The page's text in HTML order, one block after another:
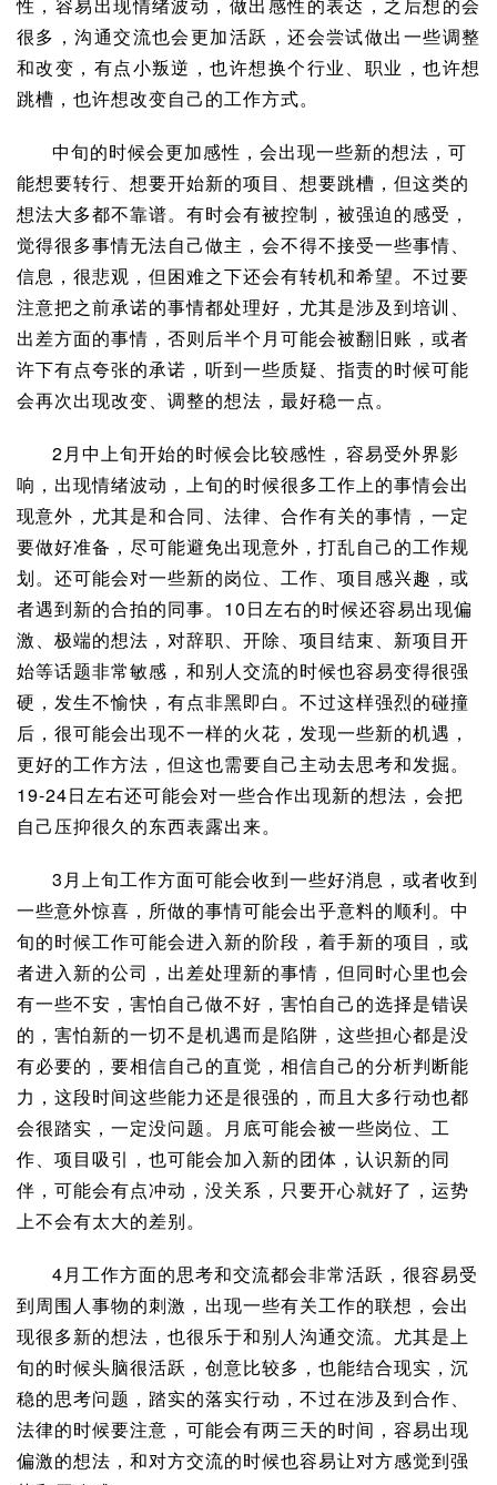
性，容易出现情绪波动，做出感性的表达，之后想的会
很多，沟通交流也会更加活跃，还会尝试做出一些调整
和改变，有点小叛逆，也许想换个行业、职业，也许想
跳槽，也许想改变自己的工作方式。
中旬的时候会更加感性，会出现一些新的想法，可
能想要转行、想要开始新的项目、想要跳槽，但这类的
想法大多都不靠谱。有时会有被控制，被强迫的感受，
觉得很多事情无法自己做主，会不得不接受一些事情、
信息，很悲观，但困难之下还会有转机和希望。不过要
注意把之前承诺的事情都处理好，尤其是涉及到培训、
出差方面的事情，否则后半个月可能会被翻旧账，或者
许下有点夸张的承诺，听到一些质疑、指责的时候可能
会再次出现改变、调整的想法，最好稳一点。
2月中上旬开始的时候会比较感性，容易受外界影
响，出现情绪波动，上旬的时候很多工作上的事情会出
现意外，尤其是和合同、法律、合作有关的事情，一定
要做好准备，尽可能避免出现意外，打乱自己的工作规
划。还可能会对一些新的岗位、工作、项目感兴趣，或
者遇到新的合拍的同事。10日左右的时候还容易出现偏
激、极端的想法，对辞职、开除、项目结束、新项目开
始等话题非常敏感，和别人交流的时候也容易变得很强
硬，发生不愉快，有点非黑即白。不过这样强烈的碰撞
后，很可能会出现不一样的火花，发现一些新的机遇，
更好的工作方法，但这也需要自己主动去思考和发掘。
19-24日左右还可能会对一些合作出现新的想法，会把
自己压抑很久的东西表露出来。
3月上旬工作方面可能会收到一些好消息，或者收到
一些意外惊喜，所做的事情可能会出乎意料的顺利。中
旬的时候工作可能会进入新的阶段，着手新的项目，或
者进入新的公司，出差处理新的事情，但同时心里也会
有一些不安，害怕自己做不好，害怕自己的选择是错误
的，害怕新的一切不是机遇而是陷阱，这些担心都是没
有必要的，要相信自己的直觉，相信自己的分析判断能
力 ，这段时间这些能力还是很强的，而且大多行动也都
会很踏实，一定没问题。月底可能会被一些岗位、工
作、项目吸引，也可能会加入新的团体，认识新的同
伴，可能会有点冲动，没关系，只要开心就好了，运势
上不会有太大的差别。
4月工作方面的思考和交流都会非常活跃，很容易受
到周围人事物的刺激，出现一些有关工作的联想，会出
现很多新的想法，也很乐于和别人沟通交流。尤其是上
旬的时候头脑很活跃，创意比较多，也能结合现实，沉
稳的思考问题，踏实的落实行动，不过在涉及到合作、
法律的时候要注意，可能会有两三天的时间，容易出现
偏激的想法，和对方交流的时候也容易让对方感觉到强